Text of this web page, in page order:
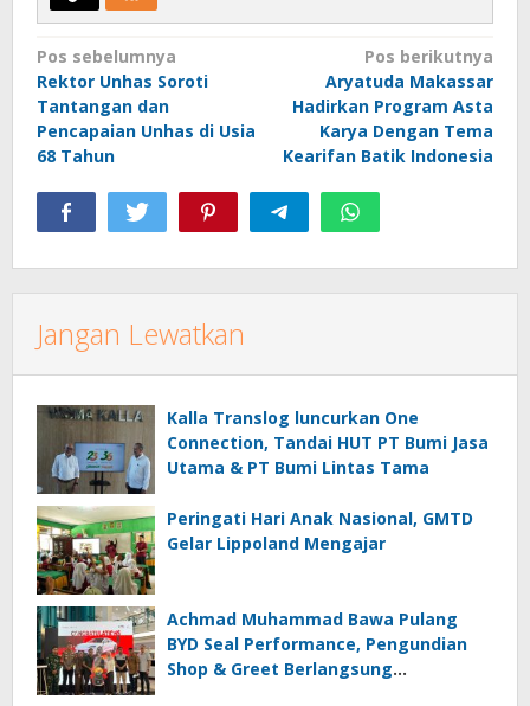
Navigasi
pos
Pos sebelumnya
Rektor Unhas Soroti
Tantangan dan
Pencapaian Unhas di Usia
68 Tahun
Pos berikutnya
Aryatuda Makassar
Hadirkan Program Asta
Karya Dengan Tema
Kearifan Batik Indonesia
Jangan Lewatkan
Kalla Translog luncurkan One
Connection, Tandai HUT PT Bumi Jasa
Utama & PT Bumi Lintas Tama
Peringati Hari Anak Nasional, GMTD
Gelar Lippoland Mengajar
Achmad Muhammad Bawa Pulang
BYD Seal Performance, Pengundian
Shop & Greet Berlangsung